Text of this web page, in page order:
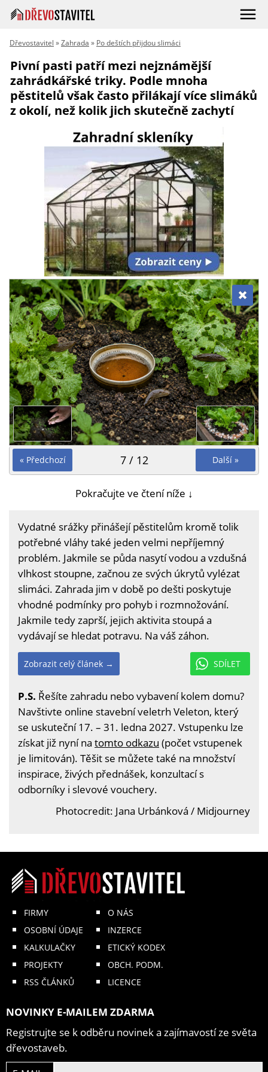
Dřevostavitel »Zahrada » Po deštích přijdou slimáci
Pivní pasti patří mezi nejznámější
zahrádkářské triky. Podle mnoha
pěstitelů však často přilákají více slimáků
z okolí, než kolik jich skutečně zachytí
« Předchozí Další »
7 / 12
Pokračujte ve čtení níže ↓
Vydatné srážky přinášejí pěstitelům kromě tolik
potřebné vláhy také jeden velmi nepříjemný
problém. Jakmile se půda nasytí vodou a vzdušná
vlhkost stoupne, začnou ze svých úkrytů vylézat
slimáci. Zahrada jim v době po dešti poskytuje
vhodné podmínky pro pohyb i rozmnožování.
Jakmile tedy zaprší, jejich aktivita stoupá a
vydávají se hledat potravu. Na váš záhon.
SDÍLET
Zobrazit celý článek →
P.S. Řešíte zahradu nebo vybavení kolem domu?
Navštivte online stavební veletrh Veleton, který
se uskuteční 17. – 31. ledna 2027. Vstupenku lze
získat již nyní na tomto odkazu (počet vstupenek
je limitován). Těšit se můžete také na množství
inspirace, živých přednášek, konzultací s
odborníky i slevové vouchery.
Photocredit: Jana Urbánková / Midjourney
FIRMY
OSOBNÍ ÚDAJE
KALKULAČKY
PROJEKTY
RSS ČLÁNKŮ
O NÁS
INZERCE
ETICKÝ KODEX
OBCH. PODM.
LICENCE
NOVINKY E-MAILEM ZDARMA
Registrujte se k odběru novinek a zajímavostí ze světa
dřevostaveb.